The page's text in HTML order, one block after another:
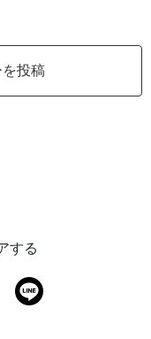
を投稿
する